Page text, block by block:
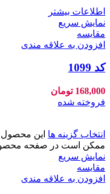
اطلاعات بیشتر
نمایش سریع
مقايسه
افزودن به علاقه مندی
کد 1099
168,000 تومان
فروخته شده
انتخاب گزینه ها این محصول
ممکن است در صفحه
نمایش سریع
مقايسه
افزودن به علاقه مندی